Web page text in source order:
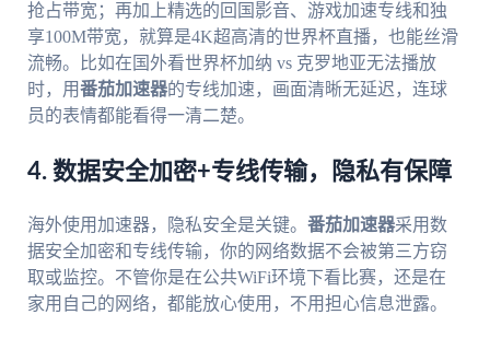
抢占带宽；再加上精选的回国影音、游戏加速专线和独
享100M带宽，就算是4K超高清的世界杯直播，也能丝滑
流畅。比如在国外看世界杯加纳 vs 克罗地亚无法播放
时，用番茄加速器的专线加速，画面清晰无延迟，连球
员的表情都能看得一清二楚。
4. 数据安全加密+专线传输，隐私有保障
海外使用加速器，隐私安全是关键。 番茄加速器采用数
据安全加密和专线传输，你的网络数据不会被第三方窃
取或监控。不管你是在公共WiFi环境下看比赛，还是在
家用自己的网络，都能放心使用，不用担心信息泄露。